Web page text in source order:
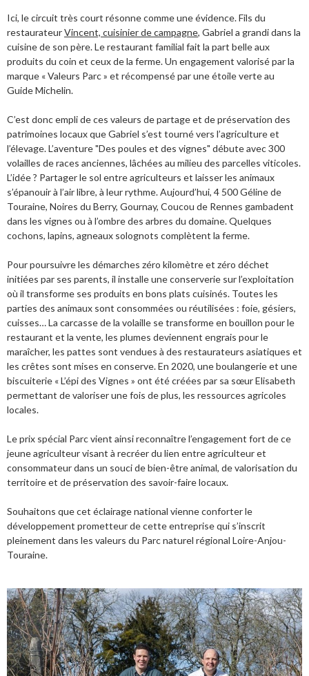
Ici, le circuit très court résonne comme une évidence. Fils du
restaurateurVincent, cuisinier de campagne, Gabriel a grandi dans la
cuisine de son père. Le restaurant familial fait la part belle aux
produits du coin et ceux de la ferme. Un engagement valorisé par la
marque « Valeurs Parc » et récompensé par une étoile verte au
Guide Michelin.
C’est donc empli de ces valeurs de partage et de préservation des
patrimoines locaux que Gabriel s’est tourné vers l’agriculture et
l’élevage. L’aventure "Des poules et des vignes" débute avec 300
volailles de races anciennes, lâchées au milieu des parcelles viticoles.
L’idée ? Partager le sol entre agriculteurs et laisser les animaux
s’épanouir à l’air libre, à leur rythme. Aujourd’hui, 4 500 Géline de
Touraine, Noires du Berry, Gournay, Coucou de Rennes gambadent
dans les vignes ou à l’ombre des arbres du domaine. Quelques
cochons, lapins, agneaux solognots complètent la ferme.
Pour poursuivre les démarches zéro kilomètre et zéro déchet
initiées par ses parents, il installe une conserverie sur l’exploitation
où il transforme ses produits en bons plats cuisinés. Toutes les
parties des animaux sont consommées ou réutilisées : foie, gésiers,
cuisses… La carcasse de la volaille se transforme en bouillon pour le
restaurant et la vente, les plumes deviennent engrais pour le
maraîcher, les pattes sont vendues à des restaurateurs asiatiques et
les crêtes sont mises en conserve. En 2020, une boulangerie et une
biscuiterie « L’épi des Vignes » ont été créées par sa sœur Elisabeth
permettant de valoriser une fois de plus, les ressources agricoles
locales.
Le prix spécial Parc vient ainsi reconnaître l’engagement fort de ce
jeune agriculteur visant à recréer du lien entre agriculteur et
consommateur dans un souci de bien-être animal, de valorisation du
territoire et de préservation des savoir-faire locaux.
Souhaitons que cet éclairage national vienne conforter le
développement prometteur de cette entreprise qui s’inscrit
pleinement dans les valeurs du Parc naturel régional Loire-Anjou-
Touraine.